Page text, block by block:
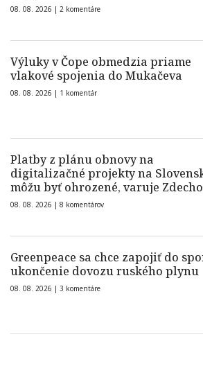
08. 08. 2026 | 2 komentáre
Výluky v Čope obmedzia priame
vlakové spojenia do Mukačeva
08. 08. 2026 | 1 komentár
Platby z plánu obnovy na
digitalizačné projekty na
môžu byť ohrozené, varuje
08. 08. 2026 | 8 komentárov
Greenpeace sa chce zapojiť do
ukončenie dovozu ruského plynu
08. 08. 2026 | 3 komentáre